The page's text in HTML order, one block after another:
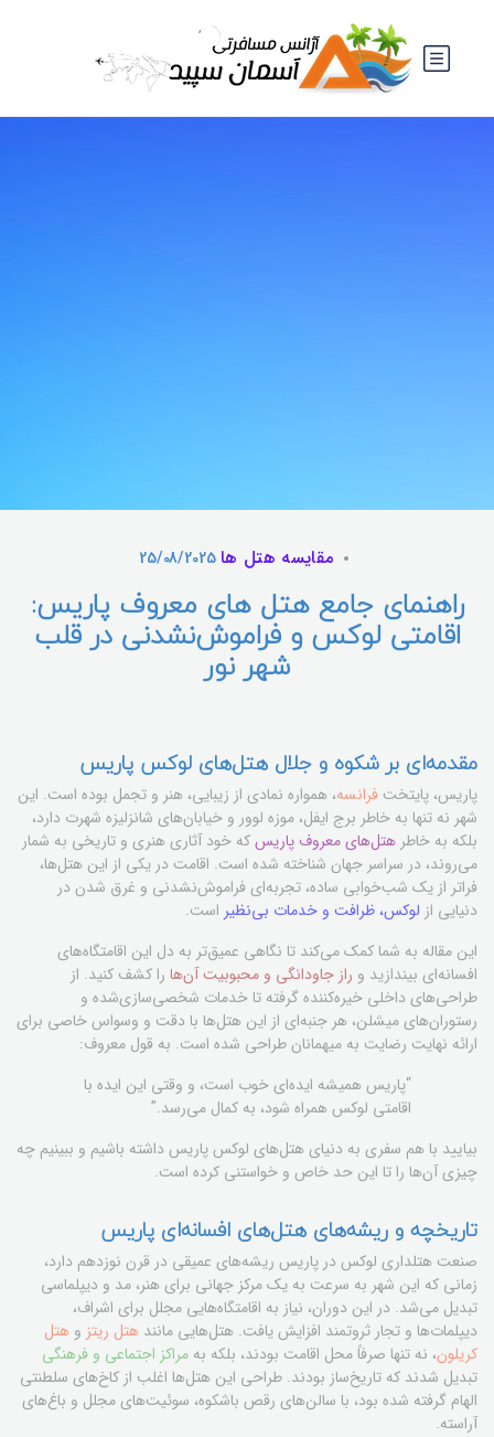
مقایسه هتل ها25/08/2025
راهنمای جامع هتل های معروف پاریس:
اقامتی لوکس و فراموش‌نشدنی در قلب
شهر نور
مقدمه‌ای بر شکوه و جلال هتل‌های لوکس پاریس
پاریس، پایتخت فرانسه، همواره نمادی از زیبایی، هنر و تجمل بوده است. این
شهر نه تنها به خاطر برج ایفل، موزه لوور و خیابان‌های شانزلیزه شهرت دارد،
بلکه به خاطر هتل‌های معروف پاریسکه خود آثاری هنری و تاریخی به شمار
می‌روند، در سراسر جهان شناخته شده است. اقامت در یکی از این هتل‌ها،
فراتر از یک شب‌خوابی ساده، تجربه‌ای فراموش‌نشدنی و غرق شدن در
دنیایی از لوکس، ظرافت و خدمات بی‌نظیر است.
این مقاله به شما کمک می‌کند تا نگاهی عمیق‌تر به دل این اقامتگاه‌های
افسانه‌ای بیندازید و راز جاودانگی و محبوبیت آن‌ها را کشف کنید. از
طراحی‌های داخلی خیره‌کننده گرفته تا خدمات شخصی‌سازی‌شده و
رستوران‌های میشلن، هر جنبه‌ای از این هتل‌ها با دقت و وسواس خاصی برای
ارائه نهایت رضایت به میهمانان طراحی شده است. به قول معروف:
“پاریس همیشه ایده‌ای خوب است، و وقتی این ایده با
اقامتی لوکس همراه شود، به کمال می‌رسد.”
بیایید با هم سفری به دنیای هتل‌های لوکس پاریس داشته باشیم و ببینیم چه
چیزی آن‌ها را تا این حد خاص و خواستنی کرده است.
تاریخچه و ریشه‌های هتل‌های افسانه‌ای پاریس
صنعت هتلداری لوکس در پاریس ریشه‌های عمیقی در قرن نوزدهم دارد،
زمانی که این شهر به سرعت به یک مرکز جهانی برای هنر، مد و دیپلماسی
تبدیل می‌شد. در این دوران، نیاز به اقامتگاه‌هایی مجلل برای اشراف،
دیپلمات‌ها و تجار ثروتمند افزایش یافت. هتل‌هایی مانند هتل ریتز و هتل
کریلون، نه تنها صرفاً محل اقامت بودند، بلکه به مراکز اجتماعی و فرهنگی
تبدیل شدند که تاریخ‌ساز بودند. طراحی این هتل‌ها اغلب از کاخ‌های سلطنتی
الهام گرفته شده بود، با سالن‌های رقص باشکوه، سوئیت‌های مجلل و باغ‌های
آراسته.